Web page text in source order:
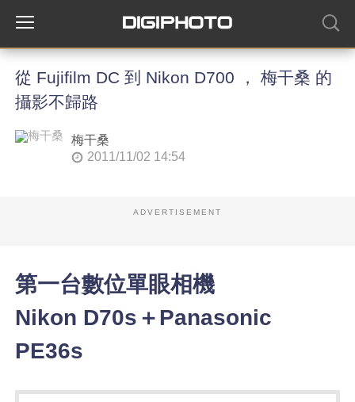
從 Fujifilm DC 到 Nikon D700 ， 梅干桑 的
攝影不歸路
梅干桑
2011/11/02 14:54
ADVERTISEMENT
第一台數位單眼相機
Nikon D70s ＋Panasonic
PE36s